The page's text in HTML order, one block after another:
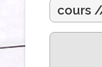
cours